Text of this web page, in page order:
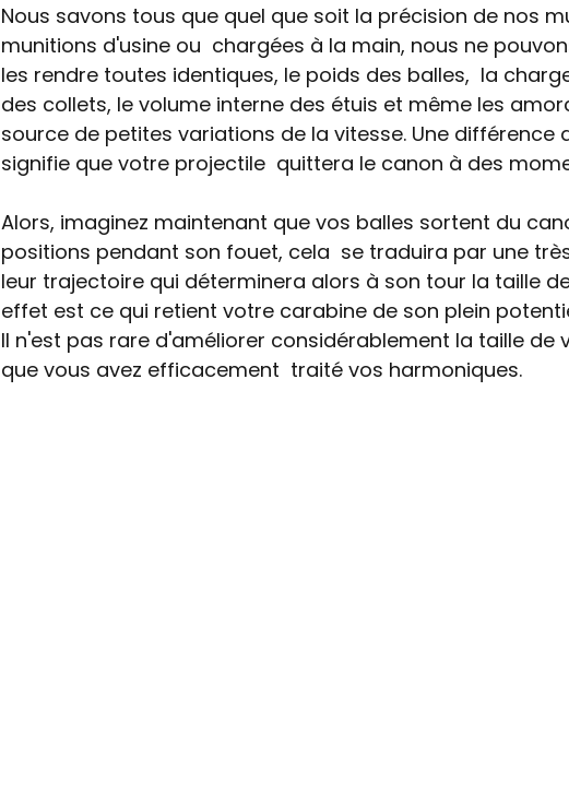
Nous savons tous que quel que soit la précision de nos
munitions d'usine ou  chargées à la main, nous ne
les rendre toutes identiques, le poids des balles,  la
des collets, le volume interne des étuis et même les
source de petites variations de la vitesse. Une différence
signifie que votre projectile  quittera le canon à des
Alors, imaginez maintenant que vos balles sortent du
positions pendant son fouet, cela  se traduira par une
leur trajectoire qui déterminera alors à son tour la taille
effet est ce qui retient votre carabine de son plein
Il n'est pas rare d'améliorer considérablement la taille de
que vous avez efficacement  traité vos harmoniques.